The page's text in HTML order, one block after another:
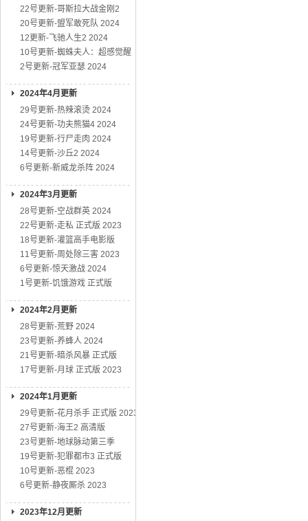
22号更新-哥斯拉大战金刚2
20号更新-盟军敢死队 2024
12更新-飞驰人生2 2024
10号更新-蜘蛛夫人：超感觉醒
2号更新-冠军亚瑟 2024
2024年4月更新
29号更新-热辣滚烫 2024
24号更新-功夫熊猫4 2024
19号更新-行尸走肉 2024
14号更新-沙丘2 2024
6号更新-新威龙杀阵 2024
2024年3月更新
28号更新-空战群英 2024
22号更新-走私 正式版 2023
18号更新-灌篮高手电影版
11号更新-周处除三害 2023
6号更新-惊天激战 2024
1号更新-饥饿游戏 正式版
2024年2月更新
28号更新-荒野 2024
23号更新-养蜂人 2024
21号更新-暗杀风暴 正式版
17号更新-月球 正式版 2023
2024年1月更新
29号更新-花月杀手 正式版 2023
27号更新-海王2 高清版
23号更新-地球脉动第三季
19号更新-犯罪都市3 正式版
10号更新-恶棍 2023
6号更新-静夜厮杀 2023
2023年12月更新